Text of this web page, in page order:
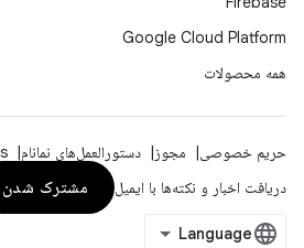
Google Cloud Platform
همه محصولات
حریم خصوصی مجوز دستورالعمل‌های نمانام
دریافت اخبار و نکته‌ها با ایمیل
مشترک شدن